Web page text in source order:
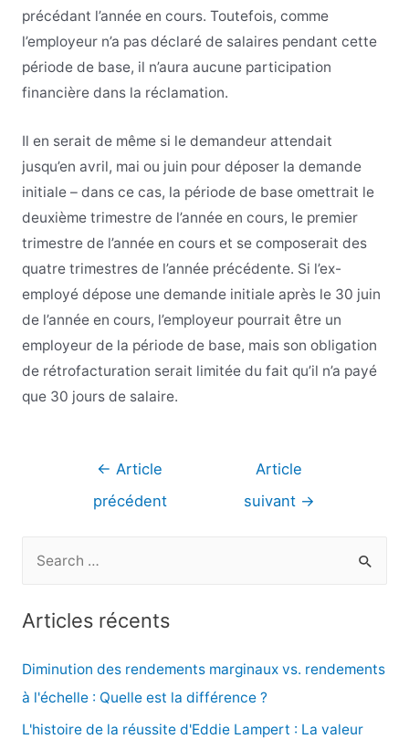
précédant l’année en cours. Toutefois, comme
l’employeur n’a pas déclaré de salaires pendant cette
période de base, il n’aura aucune participation
financière dans la réclamation.
Il en serait de même si le demandeur attendait
jusqu’en avril, mai ou juin pour déposer la demande
initiale – dans ce cas, la période de base omettrait le
deuxième trimestre de l’année en cours, le premier
trimestre de l’année en cours et se composerait des
quatre trimestres de l’année précédente. Si l’ex-
employé dépose une demande initiale après le 30 juin
de l’année en cours, l’employeur pourrait être un
employeur de la période de base, mais son obligation
de rétrofacturation serait limitée du fait qu’il n’a payé
que 30 jours de salaire.
Navigation
l’article
← Article
précédent
Article
suivant →
e
r
Articles récents
Diminution des rendements marginaux vs. rendements
à l'échelle : Quelle est la différence ?
L'histoire de la réussite d'Eddie Lampert : La valeur